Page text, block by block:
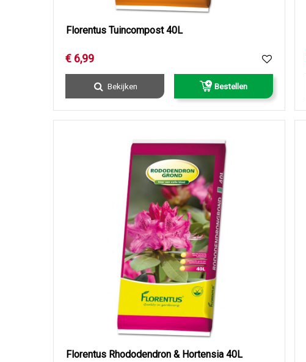
Florentus Tuincompost 40L
€ 6,99
Bekijken Bestellen
Florentus Rhododendron & Hortensia 40L